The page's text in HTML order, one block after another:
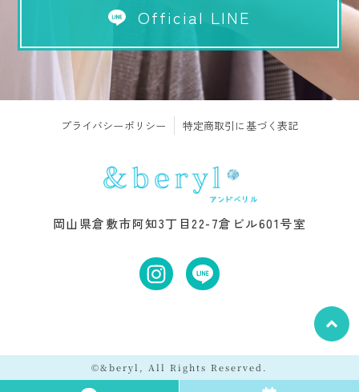
Official LINE
プライバシーポリシー 特定商取引に基づく表記
岡山県倉敷市阿知3丁目22-7倉ビル601号室
©&beryl, All Rights Reserved.